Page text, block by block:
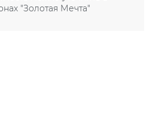
"Золотая Мечта"